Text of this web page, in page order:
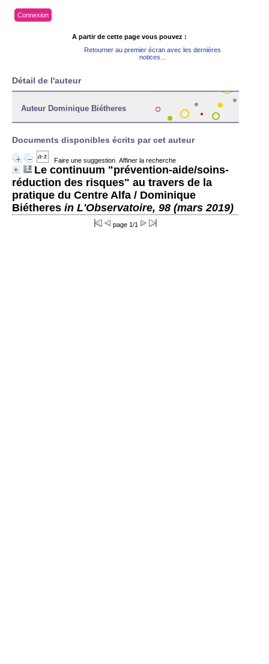
Connexion
A partir de cette page vous pouvez :
Retourner au premier écran avec les dernières
notices...
Détail de l'auteur
Auteur Dominique Biétheres
Documents disponibles écrits par cet auteur
Faire une suggestion Affiner la recherche
Le continuum "prévention-aide/soins-
réduction des risques" au travers de la
pratique du Centre Alfa / Dominique
Biétheres in L'Observatoire, 98 (mars 2019)
page 1/1